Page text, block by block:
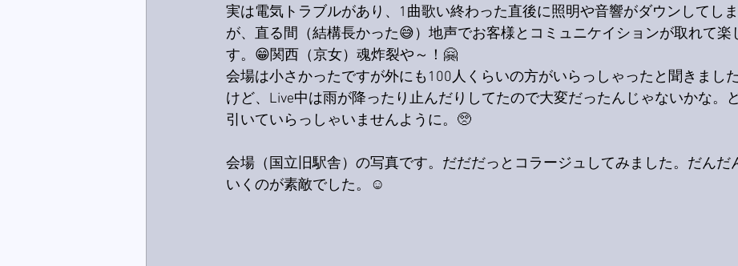
実は電気トラブルがあり、1曲歌い終わった直後に照明や音響がダウンしてし
が、直る間（結構長かった😅）地声でお客様とコミュニケイションが取れて楽
す。😁関西（京女）魂炸裂や～！🤗
会場は小さかったですが外にも100人くらいの方がいらっしゃったと聞きまし
けど、Live中は雨が降ったり止んだりしてたので大変だったんじゃないかな。
引いていらっしゃいませんように。🥺
会場（国立旧駅舎）の写真です。だだだっとコラージュしてみました。だんだ
いくのが素敵でした。☺️